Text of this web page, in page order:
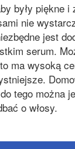
były piękne i
nie
jest
serum.
ma wysoką
tego można
o włosy.